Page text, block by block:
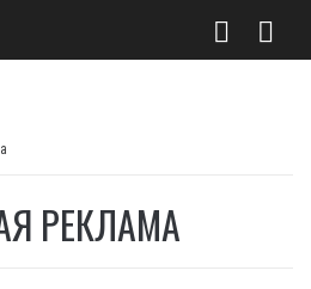
РЕКЛАМА